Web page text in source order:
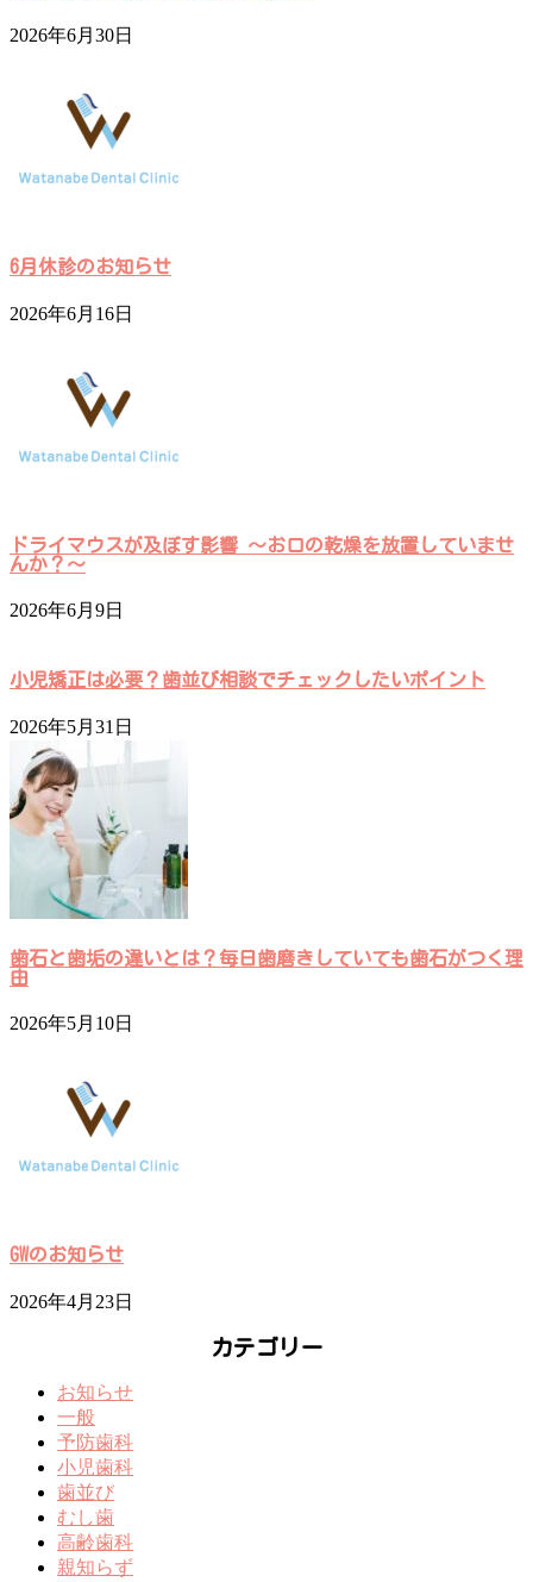
2026年6月30日
6月休診のお知らせ
2026年6月16日
ドライマウスが及ぼす影響 ～お口の乾燥を放置していませ
んか？～
2026年6月9日
小児矯正は必要？歯並び相談でチェックしたいポイント
2026年5月31日
歯石と歯垢の違いとは？毎日歯磨きしていても歯石がつく理
由
2026年5月10日
GWのお知らせ
2026年4月23日
カテゴリー
お知らせ
一般
予防歯科
小児歯科
歯並び
むし歯
高齢歯科
親知らず